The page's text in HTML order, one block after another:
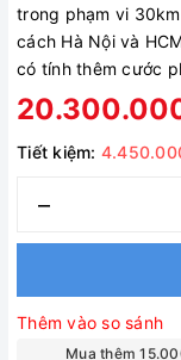
trong phạm vi
cách Hà Nội và
có tính thêm cước
Tiết kiệm:
–
Thêm vào so sánh
Mua thêm